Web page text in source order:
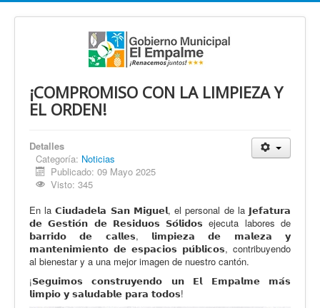
¡COMPROMISO CON LA LIMPIEZA Y
EL ORDEN!
Detalles
Categoría: Noticias
Publicado: 09 Mayo 2025
Visto: 345
En la 𝗖𝗶𝘂𝗱𝗮𝗱𝗲𝗹𝗮 𝗦𝗮𝗻 𝗠𝗶𝗴𝘂𝗲𝗹, el personal de la 𝗝𝗲𝗳𝗮𝘁𝘂𝗿𝗮
𝗱𝗲 𝗚𝗲𝘀𝘁𝗶𝗼́𝗻 𝗱𝗲 𝗥𝗲𝘀𝗶𝗱𝘂𝗼𝘀 𝗦𝗼́𝗹𝗶𝗱𝗼𝘀 ejecuta labores de
𝗯𝗮𝗿𝗿𝗶𝗱𝗼 𝗱𝗲 𝗰𝗮𝗹𝗹𝗲𝘀, 𝗹𝗶𝗺𝗽𝗶𝗲𝘇𝗮 𝗱𝗲 𝗺𝗮𝗹𝗲𝘇𝗮 𝘆
𝗺𝗮𝗻𝘁𝗲𝗻𝗶𝗺𝗶𝗲𝗻𝘁𝗼 𝗱𝗲 𝗲𝘀𝗽𝗮𝗰𝗶𝗼𝘀 𝗽𝘂́𝗯𝗹𝗶𝗰𝗼𝘀, contribuyendo
al bienestar y a una mejor imagen de nuestro cantón.
¡𝗦𝗲𝗴𝘂𝗶𝗺𝗼𝘀 𝗰𝗼𝗻𝘀𝘁𝗿𝘂𝘆𝗲𝗻𝗱𝗼 𝘂𝗻 𝗘𝗹 𝗘𝗺𝗽𝗮𝗹𝗺𝗲 𝗺𝗮́𝘀
𝗹𝗶𝗺𝗽𝗶𝗼 𝘆 𝘀𝗮𝗹𝘂𝗱𝗮𝗯𝗹𝗲 𝗽𝗮𝗿𝗮 𝘁𝗼𝗱𝗼𝘀!